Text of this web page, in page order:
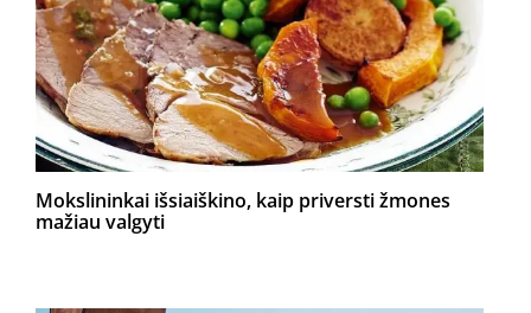
Mokslininkai išsiaiškino, kaip priversti žmones
mažiau valgyti